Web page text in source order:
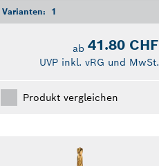
Varianten: 1
ab 41.80 CHF
UVP inkl. vRG und MwSt.
Produkt vergleichen